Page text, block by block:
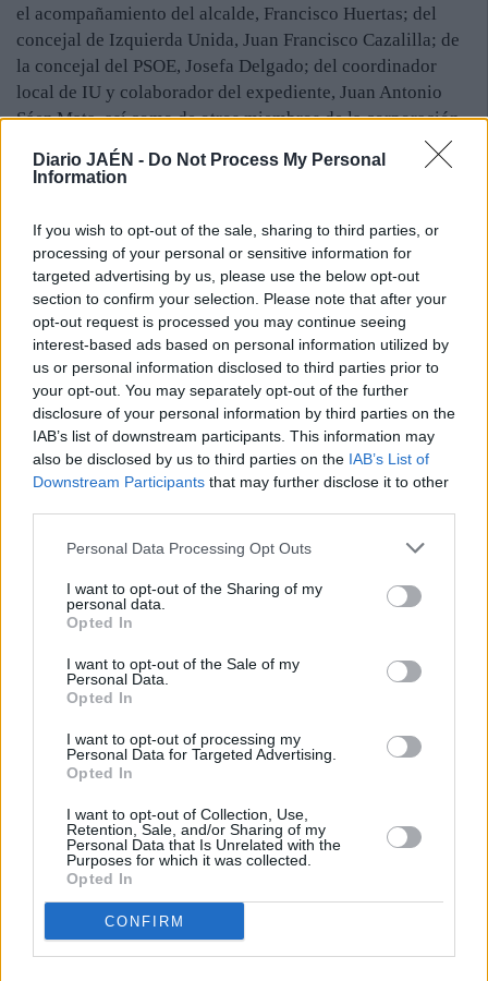
Diario JAÉN - Do Not Process My Personal
Information
If you wish to opt-out of the sale, sharing to third parties, or
processing of your personal or sensitive information for
targeted advertising by us, please use the below opt-out
section to confirm your selection. Please note that after your
opt-out request is processed you may continue seeing
interest-based ads based on personal information utilized by
us or personal information disclosed to third parties prior to
your opt-out. You may separately opt-out of the further
disclosure of your personal information by third parties on the
IAB’s list of downstream participants. This information may
also be disclosed by us to third parties on the IAB’s List of
Downstream Participants that may further disclose it to other
Personal Data Processing Opt Outs
I want to opt-out of the Sharing of my
personal data.
Opted In
I want to opt-out of the Sale of my
Personal Data.
Opted In
I want to opt-out of processing my
Personal Data for Targeted Advertising.
Opted In
I want to opt-out of Collection, Use,
Retention, Sale, and/or Sharing of my
Personal Data that Is Unrelated with the
Purposes for which it was collected.
Opted In
CONFIRM
el acompañamiento del alcalde, Francisco Huertas; del
concejal de Izquierda Unida, Juan Francisco Cazalilla; de
la concejal del PSOE, Josefa Delgado; del coordinador
local de IU y colaborador del expediente, Juan Antonio
Sáez Mata, así como de otros miembros de la corporación
municipal. Todos los asistentes a la presentación
felicitaron al historiador Santiago de Córdoba por el
exposición.
Una vez conocido el expediente en el Ayuntamiento
iliturgitano, una delegación formada por el autor, así como
por el coordinador de IU y concejales de PSOE e IU se
desplazaron hasta Jaén. En la capital presentaron el
documento en los registros oficiales de la Subdelegación
del Gobierno de España, de la Delegación del Gobierno de
la Junta de Andalucía y del Obispado de la Diócesis para
que lo conozcan.